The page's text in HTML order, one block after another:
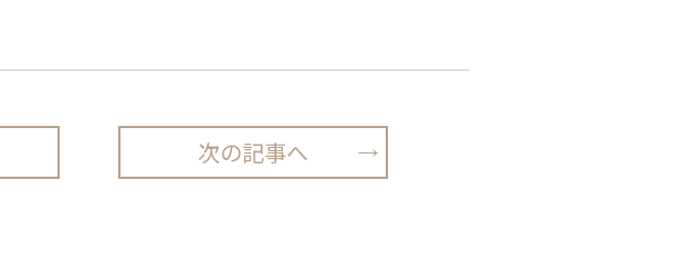
次の記事へ